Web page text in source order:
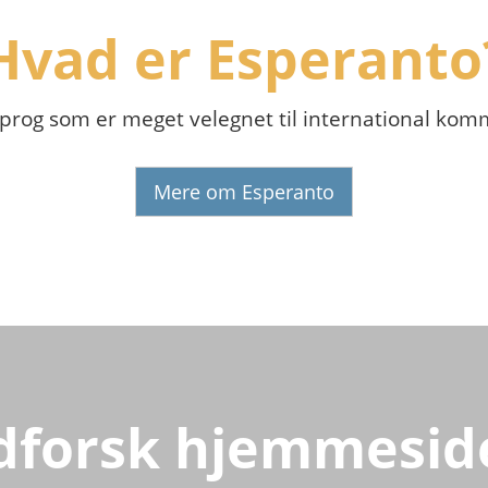
er
som er meget velegnet til international
Mere om Esperanto